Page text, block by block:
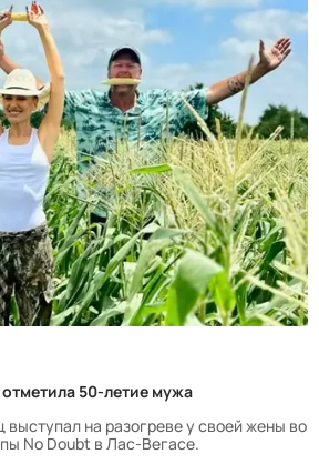
50-летие мужа
выступал на разогреве у своей жены во
No Doubt в Лас-Вегасе.